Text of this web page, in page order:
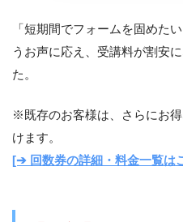
「短期間でフォームを固めた
うお声に応え、受講料が割安
た。
※既存のお客様は、さらにお
けます。
[➔ 回数券の詳細・料金一覧は